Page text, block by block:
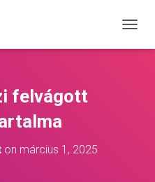
O
felvágott
on március 1, 2025